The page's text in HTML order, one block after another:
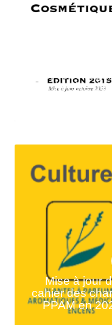
Et si vous
du côté des
Mise à jour
cahier des
PPAM en